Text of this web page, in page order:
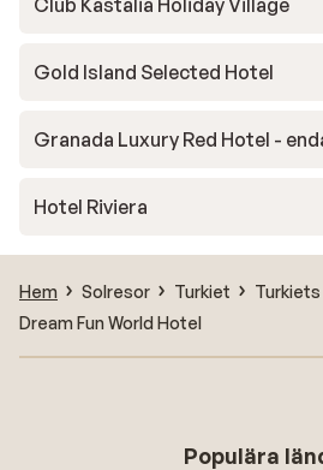
Club Kastalia Holiday Village
Gold Island Selected Hotel
Granada Luxury Red Hotel -
Hotel Riviera
Hem Solresor Turkiet
Dream Fun World Hotel
Populära